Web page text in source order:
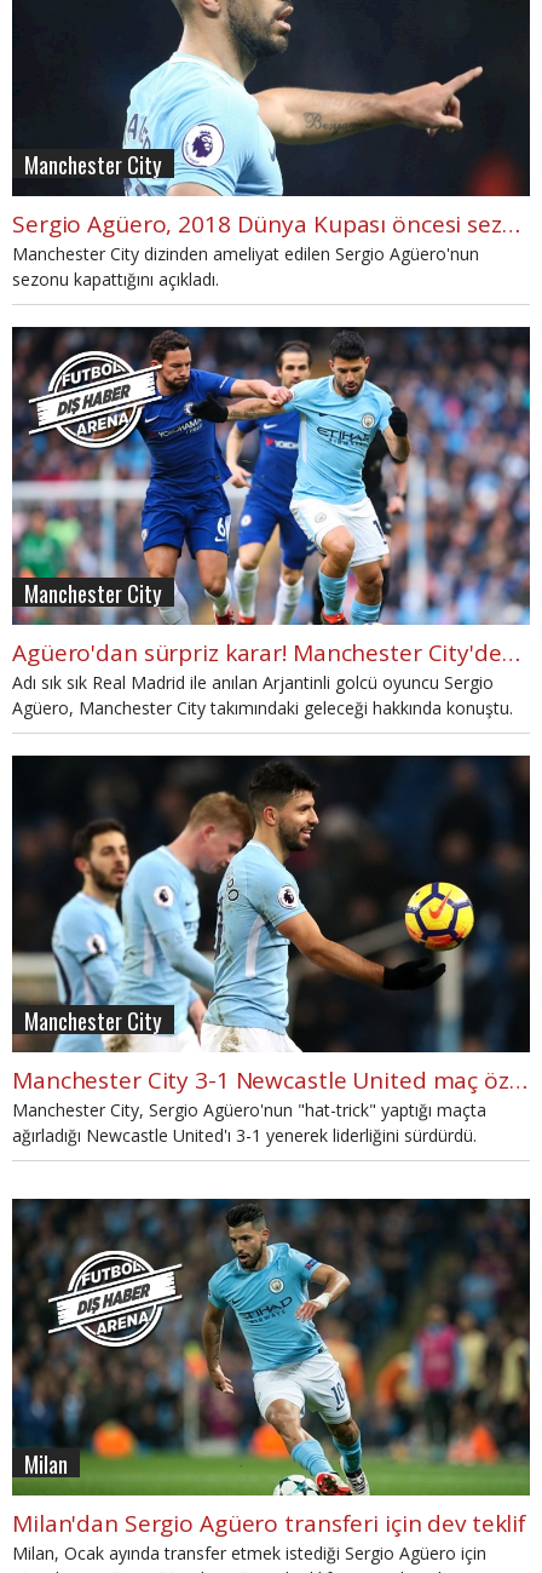
Manchester City
Sergio Agüero, 2018 Dünya Kupası öncesi sezonu kapattı
Manchester City dizinden ameliyat edilen Sergio Agüero'nun
sezonu kapattığını açıkladı.
Manchester City
Agüero'dan sürpriz karar! Manchester City'den ayrılıyor mu?
Adı sık sık Real Madrid ile anılan Arjantinli golcü oyuncu Sergio
Agüero, Manchester City takımındaki geleceği hakkında konuştu.
Manchester City
Manchester City 3-1 Newcastle United maç özeti ve golleri (İZLE)
Manchester City, Sergio Agüero'nun "hat-trick" yaptığı maçta
ağırladığı Newcastle United'ı 3-1 yenerek liderliğini sürdürdü.
Milan
Milan'dan Sergio Agüero transferi için dev teklif
Milan, Ocak ayında transfer etmek istediği Sergio Agüero için